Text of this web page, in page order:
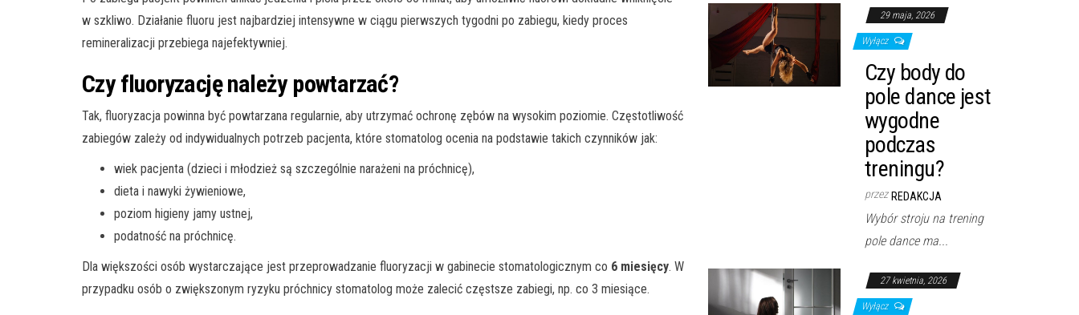
w szkliwo. Działanie fluoru jest najbardziej intensywne w ciągu pierwszych tygodni po zabiegu, kiedy proces
remineralizacji przebiega najefektywniej.
Czy fluoryzację należy powtarzać?
Tak, fluoryzacja powinna być powtarzana regularnie, aby utrzymać ochronę zębów na wysokim poziomie. Częstotliwość
zabiegów zależy od indywidualnych potrzeb pacjenta, które stomatolog ocenia na podstawie takich czynników jak:
wiek pacjenta (dzieci i młodzież są szczególnie narażeni na próchnicę),
dieta i nawyki żywieniowe,
poziom higieny jamy ustnej,
podatność na próchnicę.
Dla większości osób wystarczające jest przeprowadzanie fluoryzacji w gabinecie stomatologicznym co 6 miesięcy. W
przypadku osób o zwiększonym ryzyku próchnicy stomatolog może zalecić częstsze zabiegi, np. co 3 miesiące.
29 maja, 2026
Wyłącz
Czy body do
pole dance jest
wygodne
podczas
treningu?
przez REDAKCJA
Wybór stroju na trening
pole dance ma...
27 kwietnia, 2026
Wyłącz